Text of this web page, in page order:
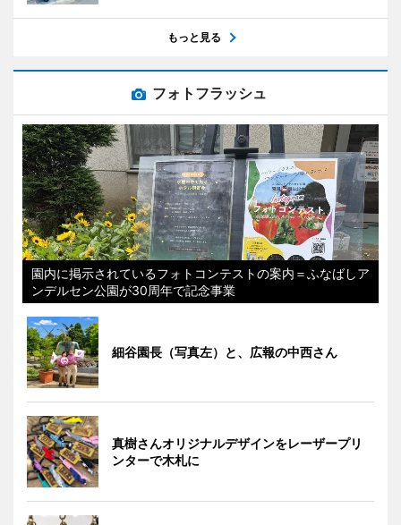
もっと見る
フォトフラッシュ
園内に掲示されているフォトコンテストの案内＝ふなばしア
ンデルセン公園が30周年で記念事業
細谷園長（写真左）と、広報の中西さん
真樹さんオリジナルデザインをレーザープリ
ンターで木札に